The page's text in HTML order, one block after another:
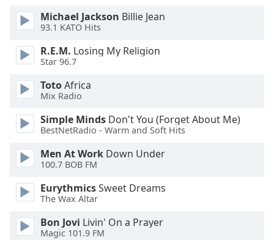
window.
Beginning
window.
Escape
cancel
close
window.
Michael Jackson Billie Jean
93.1 KATO Hits
R.E.M. Losing My Religion
Star 96.7
TotoAfrica
Mix Radio
Simple Minds Don't You (Forget About Me)
BestNetRadio - Warm and Soft Hits
Men At Work Down Under
100.7 BOB FM
EurythmicsSweet Dreams
The Wax Altar
Bon Jovi Livin' On a Prayer
Magic 101.9 FM